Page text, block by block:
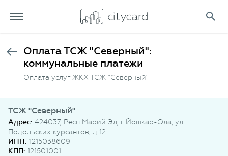
Оплата ТСЖ "Северный":
коммунальные платежи
Оплата услуг ЖКХ ТСЖ "Северный"
ТСЖ "Северный"
Адрес: 424037, Респ Марий Эл, г Йошкар-Ола, ул
Подольских курсантов, д 12
ИНН: 1215038609
КПП: 121501001